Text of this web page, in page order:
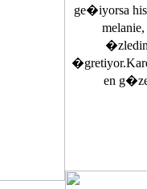
ge�iyorsa
en